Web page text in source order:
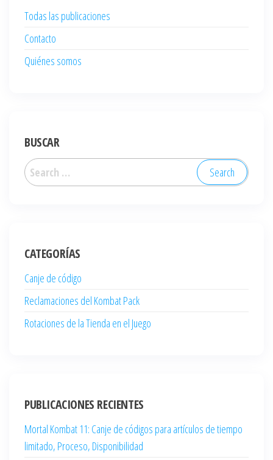
Todas las publicaciones
Contacto
Quiénes somos
BUSCAR
Search
for:
CATEGORÍAS
Canje de código
Reclamaciones del Kombat Pack
Rotaciones de la Tienda en el Juego
PUBLICACIONES RECIENTES
Mortal Kombat 11: Canje de códigos para artículos de tiempo
limitado, Proceso, Disponibilidad